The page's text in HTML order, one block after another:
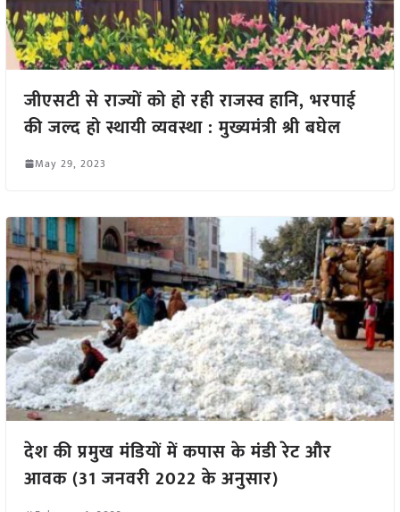
जीएसटी से राज्यों को हो रही राजस्व हानि, भरपाई
की जल्द हो स्थायी व्यवस्था : मुख्यमंत्री श्री बघेल
May 29, 2023
देश की प्रमुख मंडियों में कपास के मंडी रेट और
आवक (31 जनवरी 2022 के अनुसार)